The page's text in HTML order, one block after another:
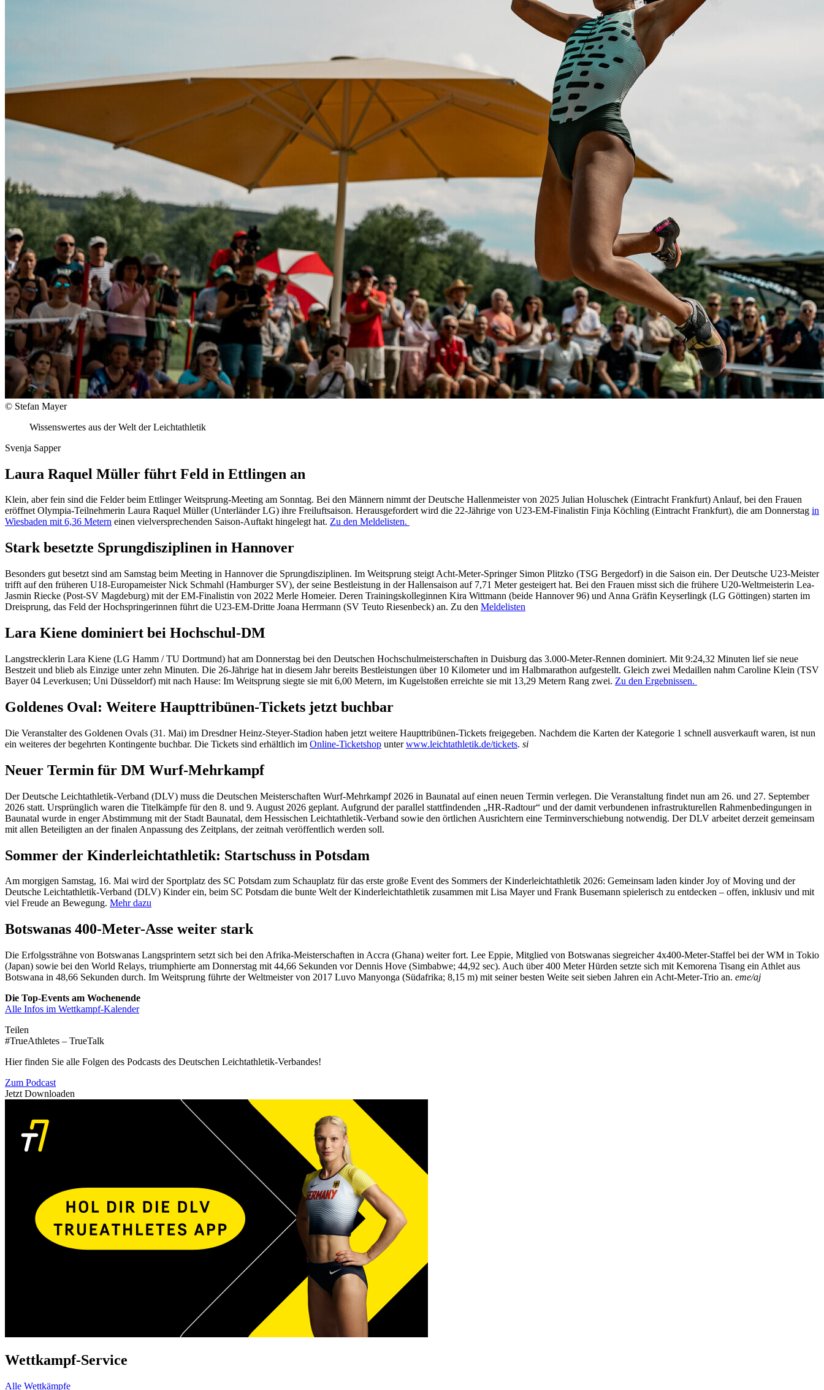
© Stefan Mayer
Wissenswertes aus der Welt der Leichtathletik
Svenja Sapper
Laura Raquel Müller führt Feld in Ettlingen an
Klein, aber fein sind die Felder beim Ettlinger Weitsprung-Meeting am Sonntag. Bei den Männern nimmt der Deutsche Hallenmeister von 2025 Julian Holuschek (Eintracht Frankfurt) Anlauf, bei den Frauen
eröffnet Olympia-Teilnehmerin Laura Raquel Müller (Unterländer LG) ihre Freiluftsaison. Herausgefordert wird die 22-Jährige von U23-EM-Finalistin Finja Köchling (Eintracht Frankfurt), die am Donnerstag in
Wiesbaden mit 6,36 Metern einen vielversprechenden Saison-Auftakt hingelegt hat. Zu den Meldelisten.
Stark besetzte Sprungdisziplinen in Hannover
Besonders gut besetzt sind am Samstag beim Meeting in Hannover die Sprungdisziplinen. Im Weitsprung steigt Acht-Meter-Springer Simon Plitzko (TSG Bergedorf) in die Saison ein. Der Deutsche U23-Meister
trifft auf den früheren U18-Europameister Nick Schmahl (Hamburger SV), der seine Bestleistung in der Hallensaison auf 7,71 Meter gesteigert hat. Bei den Frauen misst sich die frühere U20-Weltmeisterin Lea-
Jasmin Riecke (Post-SV Magdeburg) mit der EM-Finalistin von 2022 Merle Homeier. Deren Trainingskolleginnen Kira Wittmann (beide Hannover 96) und Anna Gräfin Keyserlingk (LG Göttingen) starten im
Dreisprung, das Feld der Hochspringerinnen führt die U23-EM-Dritte Joana Herrmann (SV Teuto Riesenbeck) an. Zu den Meldelisten
Lara Kiene dominiert bei Hochschul-DM
Langstrecklerin Lara Kiene (LG Hamm / TU Dortmund) hat am Donnerstag bei den Deutschen Hochschulmeisterschaften in Duisburg das 3.000-Meter-Rennen dominiert. Mit 9:24,32 Minuten lief sie neue
Bestzeit und blieb als Einzige unter zehn Minuten. Die 26-Jährige hat in diesem Jahr bereits Bestleistungen über 10 Kilometer und im Halbmarathon aufgestellt. Gleich zwei Medaillen nahm Caroline Klein (TSV
Bayer 04 Leverkusen; Uni Düsseldorf) mit nach Hause: Im Weitsprung siegte sie mit 6,00 Metern, im Kugelstoßen erreichte sie mit 13,29 Metern Rang zwei. Zu den Ergebnissen.
Goldenes Oval: Weitere Haupttribünen-Tickets jetzt buchbar
Die Veranstalter des Goldenen Ovals (31. Mai) im Dresdner Heinz-Steyer-Stadion haben jetzt weitere Haupttribünen-Tickets freigegeben. Nachdem die Karten der Kategorie 1 schnell ausverkauft waren, ist nun
ein weiteres der begehrten Kontingente buchbar. Die Tickets sind erhältlich im Online-Ticketshop unterwww.leichtathletik.de/tickets. si
Neuer Termin für DM Wurf-Mehrkampf
Der Deutsche Leichtathletik-Verband (DLV) muss die Deutschen Meisterschaften Wurf-Mehrkampf 2026 in Baunatal auf einen neuen Termin verlegen. Die Veranstaltung findet nun am 26. und 27. September
2026 statt. Ursprünglich waren die Titelkämpfe für den 8. und 9. August 2026 geplant. Aufgrund der parallel stattfindenden „HR-Radtour“ und der damit verbundenen infrastrukturellen Rahmenbedingungen in
Baunatal wurde in enger Abstimmung mit der Stadt Baunatal, dem Hessischen Leichtathletik-Verband sowie den örtlichen Ausrichtern eine Terminverschiebung notwendig. Der DLV arbeitet derzeit gemeinsam
mit allen Beteiligten an der finalen Anpassung des Zeitplans, der zeitnah veröffentlich werden soll.
Sommer der Kinderleichtathletik: Startschuss in Potsdam
Am morgigen Samstag, 16. Mai wird der Sportplatz des SC Potsdam zum Schauplatz für das erste große Event des Sommers der Kinderleichtathletik 2026: Gemeinsam laden kinder Joy of Moving und der
Deutsche Leichtathletik-Verband (DLV) Kinder ein, beim SC Potsdam die bunte Welt der Kinderleichtathletik zusammen mit Lisa Mayer und Frank Busemann spielerisch zu entdecken – offen, inklusiv und mit
viel Freude an Bewegung. Mehr dazu
Botswanas 400-Meter-Asse weiter stark
Die Erfolgssträhne von Botswanas Langsprintern setzt sich bei den Afrika-Meisterschaften in Accra (Ghana) weiter fort. Lee Eppie, Mitglied von Botswanas siegreicher 4x400-Meter-Staffel bei der WM in Tokio
(Japan) sowie bei den World Relays, triumphierte am Donnerstag mit 44,66 Sekunden vor Dennis Hove (Simbabwe; 44,92 sec). Auch über 400 Meter Hürden setzte sich mit Kemorena Tisang ein Athlet aus
Botswana in 48,66 Sekunden durch. Im Weitsprung führte der Weltmeister von 2017 Luvo Manyonga (Südafrika; 8,15 m) mit seiner besten Weite seit sieben Jahren ein Acht-Meter-Trio an. eme/aj
Die Top-Events am Wochenende
Alle Infos im Wettkampf-Kalender
Teilen
#TrueAthletes – TrueTalk
Hier finden Sie alle Folgen des Podcasts des Deutschen Leichtathletik-Verbandes!
Zum Podcast
Jetzt Downloaden
Wettkampf-Service
Alle Wettkämpfe